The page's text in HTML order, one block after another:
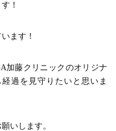
！
ます！
加藤クリニックのオリジナ
過を見守りたいと思いま
いします。